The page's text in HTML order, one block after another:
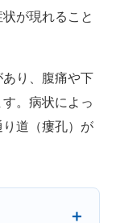
が現れること
り、腹痛や下
。病状によっ
道（瘻孔）が